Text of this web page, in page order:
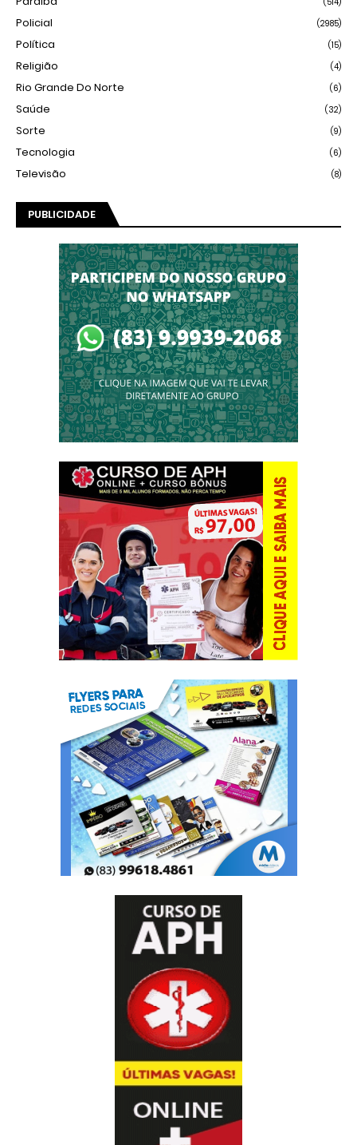
Policial (2985)
Política (15)
Religião (4)
Rio Grande Do Norte (6)
Saúde (32)
Sorte (9)
Tecnologia (6)
Televisão (8)
PUBLICIDADE